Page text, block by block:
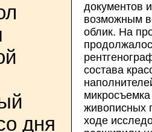
дня
документов
возможным
облик. На
состава
живописных
ходе